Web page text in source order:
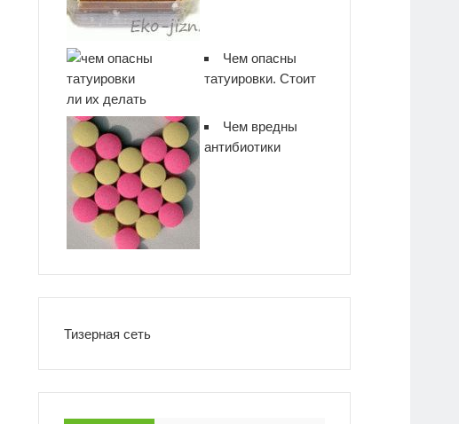
Чем опасны
татуировки. Стоит
ли их делать
Чем вредны
антибиотики
Тизерная сеть